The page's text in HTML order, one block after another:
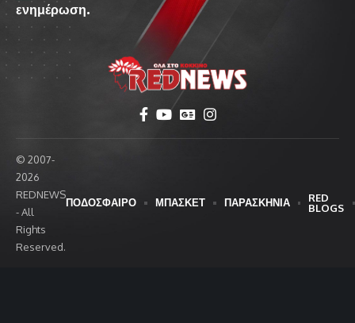
ενημέρωση.
© 2007-
2026
REDNEWS
- All
Rights
Reserved.
ΠΟΔΟΣΦΑΙΡΟ ΜΠΑΣΚΕΤ ΠΑΡΑΣΚΗΝΙΑ
RED
BLOGS